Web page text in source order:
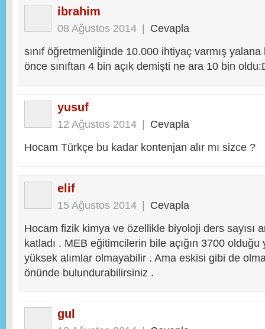
ibrahim
08 Ağustos 2014 | Cevapla
sınıf öğretmenliğinde 10.000 ihtiyaç varmış
önce sınıftan 4 bin açık demişti ne ara 10 bin
yusuf
12 Ağustos 2014 | Cevapla
Hocam Türkçe bu kadar kontenjan alır mı sizce ?
elif
15 Ağustos 2014 | Cevapla
Hocam fizik kimya ve özellikle biyoloji ders sayısı
katladı . MEB eğitimcilerin bile açığın 3700
yüksek alımlar olmayabilir . Ama eskisi gibi de
önünde bulundurabilirsiniz .
gul